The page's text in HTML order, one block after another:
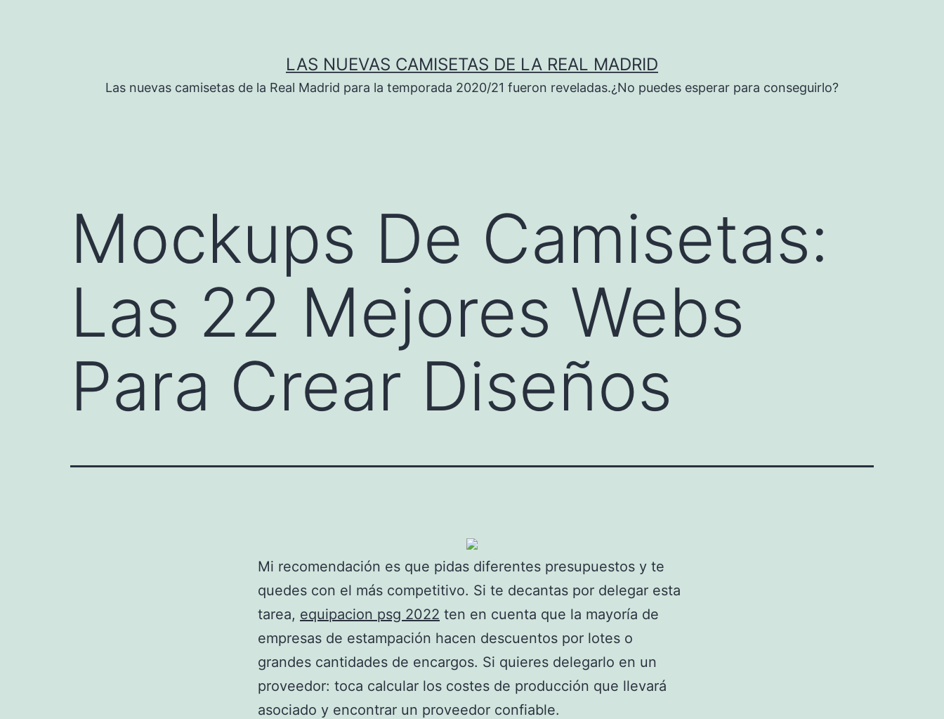
LAS NUEVAS CAMISETAS DE LA REAL MADRID
Las nuevas camisetas de la Real Madrid para la temporada 2020/21 fueron reveladas.¿No puedes esperar para conseguirlo?
Mockups De Camisetas:
Las 22 Mejores Webs
Para Crear Diseños
Mi recomendación es que pidas diferentes presupuestos y te
quedes con el más competitivo. Si te decantas por delegar esta
tarea, equipacion psg 2022 ten en cuenta que la mayoría de
empresas de estampación hacen descuentos por lotes o
grandes cantidades de encargos. Si quieres delegarlo en un
proveedor: toca calcular los costes de producción que llevará
asociado y encontrar un proveedor confiable.